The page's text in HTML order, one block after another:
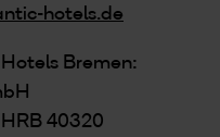
hotels.de
Bremen:
40320